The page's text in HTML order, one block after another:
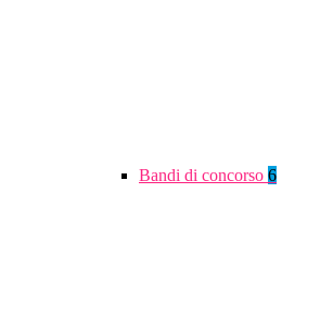
Bandi di concorso 6